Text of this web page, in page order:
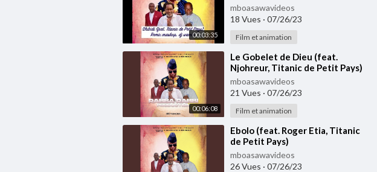
00:03:35
mboasawavideos
18 Vues · 07/26/23
Film et animation
00:06:08
⁣Le Gobelet de Dieu (feat.
Njohreur, Titanic de Petit Pays)
mboasawavideos
21 Vues · 07/26/23
Film et animation
⁣Ebolo (feat. Roger Etia, Titanic
de Petit Pays)
mboasawavideos
26 Vues · 07/26/23